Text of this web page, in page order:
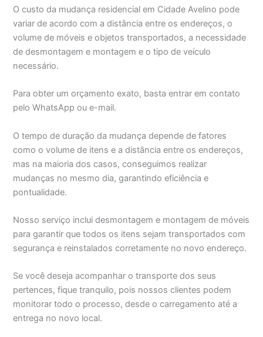
O custo da mudança residencial em Cidade Avelino pode
variar de acordo com a distância entre os endereços, o
volume de móveis e objetos transportados, a necessidade
de desmontagem e montagem e o tipo de veículo
necessário.
Para obter um orçamento exato, basta entrar em contato
pelo WhatsApp ou e-mail.
O tempo de duração da mudança depende de fatores
como o volume de itens e a distância entre os endereços,
mas na maioria dos casos, conseguimos realizar
mudanças no mesmo dia, garantindo eficiência e
pontualidade.
Nosso serviço inclui desmontagem e montagem de móveis
para garantir que todos os itens sejam transportados com
segurança e reinstalados corretamente no novo endereço.
Se você deseja acompanhar o transporte dos seus
pertences, fique tranquilo, pois nossos clientes podem
monitorar todo o processo, desde o carregamento até a
entrega no novo local.